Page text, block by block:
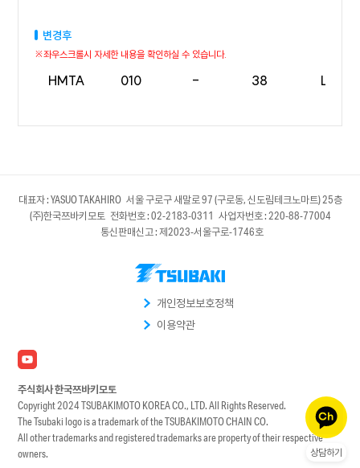
상담하기
변경후
HMTA 010 - 38 L
대표자 : YASUO TAKAHIRO 서울 구로구 새말로 97 (구로동, 신도림테크노마트) 25층
(주)한국쯔바키모토 전화번호 : 02-2183-0311 사업자번호 : 220-88-77004
통신판매신고 : 제2023-서울구로-1746호
개인정보보호정책
이용약관
주식회사 한국쯔바키모토
Copyright 2024 TSUBAKIMOTO KOREA CO., LTD. All Rights Reserved.
The Tsubaki logo is a trademark of the TSUBAKIMOTO CHAIN CO.
All other trademarks and registered trademarks are property of their respective
owners.